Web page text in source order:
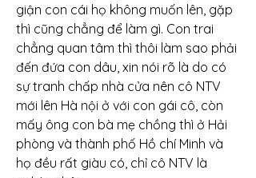
giận con cái họ không muốn lên, gặp
thì cũng chẳng để làm gì. Con trai
chẳng quan tâm thì thôi làm sao phải
đến đứa con dâu, xin nói rõ là do có
sự tranh chấp nhà cửa nên cô NTV
mới lên Hà nội ở với con gái cô, còn
mấy ông con bà mẹ chồng thì ở Hải
phòng và thành phố Hồ chí Minh và
họ đều rất giàu có, chỉ cô NTV là